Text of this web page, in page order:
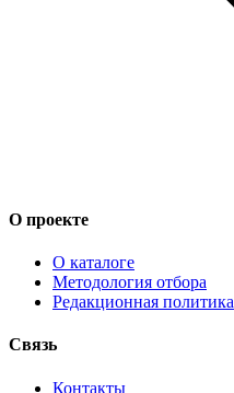
О проекте
О каталоге
Методология отбора
Редакционная политика
Связь
Контакты